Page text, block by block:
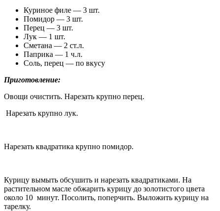
Куриное филе — 3 шт.
Помидор — 3 шт.
Перец — 3 шт.
Лук — 1 шт.
Сметана — 2 ст.л.
Паприка — 1 ч.л.
Соль, перец — по вкусу
Приготовление:
Овощи очистить. Нарезать крупно перец.
Нарезать крупно лук.
Нарезать квадратика крупно помидор.
Курицу вымыть обсушить и нарезать квадратиками. На
растительном масле обжарить курицу до золотистого цвета
около 10 минут. Посолить, поперчить. Выложить курицу на
тарелку.